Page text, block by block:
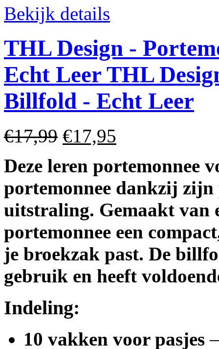
Bekijk details
THL Design -
Echt Leer THL
Billfold - Echt Leer
€17,99 €17,95
Deze leren portemonnee
portemonnee dankzij zijn
uitstraling. Gemaakt van
portemonnee een
je broekzak past. De
gebruik en heeft
Indeling:
10 vakken voor pasjes